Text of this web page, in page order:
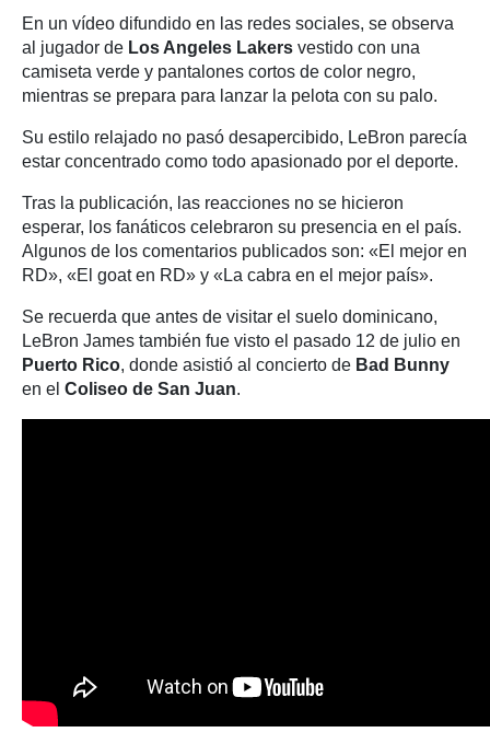
En un vídeo difundido en las redes sociales, se observa
al jugador de Los Angeles Lakers vestido con una
camiseta verde y pantalones cortos de color negro,
mientras se prepara para lanzar la pelota con su palo.
Su estilo relajado no pasó desapercibido, LeBron parecía
estar concentrado como todo apasionado por el deporte.
Tras la publicación, las reacciones no se hicieron
esperar, los fanáticos celebraron su presencia en el país.
Algunos de los comentarios publicados son: «El mejor en
RD», «El goat en RD» y «La cabra en el mejor país».
Se recuerda que antes de visitar el suelo dominicano,
LeBron James también fue visto el pasado 12 de julio en
Puerto Rico, donde asistió al concierto de Bad Bunny
en el Coliseo de San Juan.